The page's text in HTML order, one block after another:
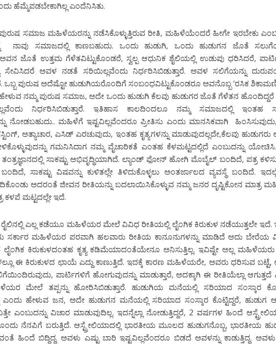
ಹೆಮ್ಮೆಪಡಬೇಕಾಗಿಲ್ಲ ಎಂದೆನಿಸಿತು.
ಸಮಾಜ ಮಹಿಳೆಯರನ್ನು ನಡೆಸಿಕೊಳ್ಳುತ್ತಿರುವ ರೀತಿ, ಮಹಿಳೆಯೆಂದರೆ ಹೀಗೇ ಇರಬೇಕು
ನಾವು ಸಮಾಜದಲ್ಲಿ ಕಾಣಬಹುದು. ಒಂದು ಹುಡುಗಿ, ಒಂದು ಹುಡುಗನ ಜೊತೆ
ಜೊತೆ ಉತ್ತಮ ಗೆಳೆತವಿಟ್ಟುಕೊಂಡರೆ, ಸ್ವಲ್ಪ ಆಧುನಿಕ ಶೈಲಿಯಲ್ಲಿ ಉಡುಪು ಧರಿಸಿದರೆ,
ಅವಳ ನಡತೆ ಸರಿಯಿಲ್ಲವೆಂದು ನಿರ್ಧರಿಸಿಬಿಡುತ್ತಾರೆ. ಅವಳ ಸಲಿಗೆಯನ್ನು
ಒಬ್ಬ ಪುರುಷ ಅದೆಷ್ಟೋ ಹುಡುಗಿಯರೊಂದಿಗೆ ಸಂಬಂಧವಿಟ್ಟುಕೊಂಡರೂ ಅವನೊಬ್ಬ ‘ರಸಿಕ ಶಿಕಾಮಣಿ’
ನಮ್ಮ ಪುರುಷ ಸಮಾಜ, ಅದೇ ಒಂದು ಹುಡುಗಿ ಕೆಲವು ಹುಡುಗರ ಜೊತೆ ಗೆಳೆತನ
ನಿರ್ಧರಿಸಿಬಿಡುತ್ತಾರೆ. ಇತಿಹಾಸ ಕಾಲದಿಂದಲೂ ನಮ್ಮ ಸಮಾಜದಲ್ಲಿ ಇಂತಹ
ನೋಡಬಹುದು.. ಮಹಿಳೆಗೆ ಇಷ್ಟವಿಲ್ಲವೆಂದರೂ ಪ್ರೀತಿಸು ಎಂದು ಮಾನಸಿಕವಾಗಿ
ಅತ್ಯಾಚಾರ, ಎಸಿಡ್ ಎರಚುವುದು, ಇಂತಹ ಕೃತ್ಯಗಳನ್ನು ಮಾಡುವುದಲ್ಲದೇ,ಕೆಲವು ಹುಡುಗರು
ಗಮನಿಸಿದಾಗ ನಮ್ಮ ವೈಚಾರಿಕತೆ ಎಂತಹ ಕೆಳಮಟ್ಟದಲ್ಲಿದೆ ಎಂಬುದನ್ನು
ತಂತ್ರಜ್ಞಾನದಲ್ಲಿ ಸಾಕಷ್ಟು ಅಭಿವೃದ್ಧಿಯಾಗಿದೆ. ಲ್ಯಾಂಡ್ ಫೋನ್ ಹೋಗಿ ಮೊಬೈಲ್ ಬಂದಿದೆ, ಪತ್ರ
ಸಾಕಷ್ಟು ವಿಷವನ್ನು ಕುಳಿತಲ್ಲೇ ತಿಳಿದುಕೊಳ್ಳಲು ಅಂತರ್ಜಾಲದ ವ್ಯವಸ್ಥೆ ಬಂದಿದೆ.
ಅದರಂತೆ ಜೀವನ ರೀತಿಯನ್ನು ಬದಲಾಯಿಸಿಕೊಳ್ಳುವ ನಮ್ಮ ಜನರ ದೃಷ್ಟಿಕೋನ ಮಾತ್ರ
ಕಳಪೆ ಮಟ್ಟದಲ್ಲೇ ಇದೆ.
ರೈಲಿನಲ್ಲಿ ಎಲ್ಲ ಕಡೆಯೂ ಮಹಿಳೆಯರ ಮೇಲೆ ವಿವಿಧ ರೀತಿಯಲ್ಲಿ ಲೈಂಗಿಕ ಕಿರುಕುಳ ನಡೆಯುತ್ತಲೇ ಇದೆ.
ಸರ್ಕಾರ ಮಹಿಳೆಯರ ಪರವಾಗಿ ಹಲವಾರು ರೀತಿಯ ಕಾನೂನುಗಳನ್ನು ಮಾಡಿದೆ ಅದು ಬೇರೆಯ
ಕಿರುಕುಳದಂತಹ ಕೃತ್ಯ ಕಡಿಮೆಯಾದಂತೆಯೇನೂ ಅನಿಸುತ್ತಿಲ್ಲ. ಇವಿಷ್ಟೇ ಅಲ್ಲ
ಈ ಕಿರುಕುಳದ ಛಾಯೆ ಎದ್ದು ಕಾಣುತ್ತಿದೆ. ಇದಕ್ಕೆ ಕಾರಣ ಮಹಿಳೆಯರೇ, ಅವರು ಧರಿಸುವ ಬಟ್ಟೆ,
ಪಾರ್ಟಿಗಳಿಗೆ ಹೋಗುವುದನ್ನು ಮಾಡುತ್ತಾರೆ, ಅದಕ್ಕಾಗಿ ಈ ರೀತಿಯೆಲ್ಲಾ ಆಗುತ್ತದೆ
ಮೇಲೆ ತಪ್ಪನ್ನು ಹೋರಿಸಿಬಿಡುತ್ತಾರೆ. ಹುಡುಗಿಯ ಮನೆಯಲ್ಲಿ ಸರಿಯಾದ ಸಂಸ್ಕಾರ
ಎಂದು ಹೇಳುವ ಜನ, ಅದೇ ಹುಡುಗನ ಮನೆಯಲ್ಲಿ ಸರಿಯಾದ ಸಂಸ್ಕಾರ ಕೊಟ್ಟಿದ್ದರೆ, ಹುಡುಗ
ಎಂಬುದನ್ನು ವಿಚಾರ ಮಾಡುವುದಿಲ್ಲ. ಇದನ್ನೆಲ್ಲಾ ನೋಡುತ್ತಿದ್ದರೆ, 2 ವರ್ಷಗಳ ಹಿಂದೆ
ನೆನಪಿಗೆ ಬರುತ್ತಿದೆ. ಆಸ್ಟ್ರೇಲಿಯಾದಲ್ಲಿ ಭಾರತೀಯ ಮೂಲದ ಹುಡುಗನೊಬ್ಬ, ಭಾರತೀಯ
ಹಿಂದೆ ಬಿದ್ದಿದ್ದ. ಅವಳು ಎಷ್ಟು ಬಾರಿ ಇಷ್ಟವಿಲ್ಲವೆಂದರೂ ಬಿಡದೆ ಅವಳನ್ನು ಕಾಡುತ್ತಿದ್ದ. ಅವಳು